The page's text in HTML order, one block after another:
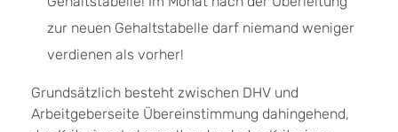
zur neuen Gehaltstabelle darf niemand weniger
verdienen als vorher!
Grundsätzlich besteht zwischen DHV und
Arbeitgeberseite Übereinstimmung dahingehend,